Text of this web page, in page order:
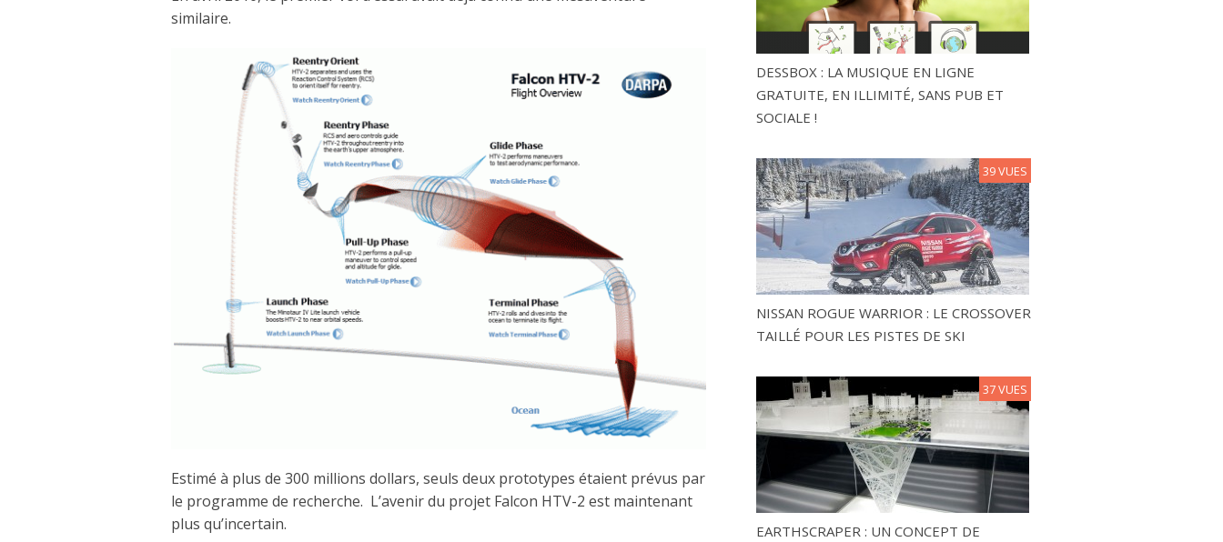
similaire.
Estimé à plus de 300 millions dollars, seuls deux prototypes étaient prévus par
le programme de recherche. L’avenir du projet Falcon HTV-2 est maintenant
plus qu’incertain.
DESSBOX : LA MUSIQUE EN LIGNE
GRATUITE, EN ILLIMITÉ, SANS PUB ET
SOCIALE !
NISSAN ROGUE WARRIOR : LE CROSSOVER
TAILLÉ POUR LES PISTES DE SKI
39 VUES
EARTHSCRAPER : UN CONCEPT DE
37 VUES